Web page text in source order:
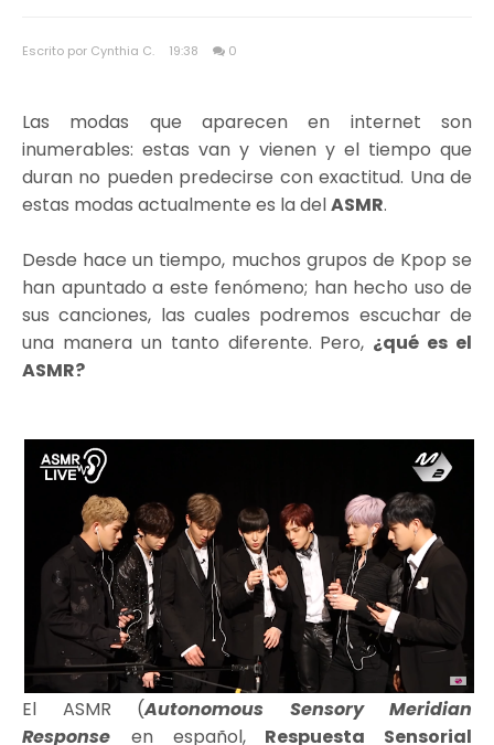
Escrito por Cynthia C. 19:38 0
Las modas que aparecen en internet son
inumerables: estas van y vienen y el tiempo que
duran no pueden predecirse con exactitud. Una de
estas modas actualmente es la delASMR.
Desde hace un tiempo, muchos grupos de Kpop se
han apuntado a este fenómeno; han hecho uso de
sus canciones, las cuales podremos escuchar de
una manera un tanto diferente. Pero, ¿qué es el
ASMR?
El ASMR (Autonomous Sensory Meridian
Response
en español, Respuesta Sensorial